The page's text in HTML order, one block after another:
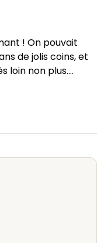
nous sommes
pouvons pas
durée.
était parfait.
! On pouvait
de jolis coins, et
loin non plus.
chats très
!